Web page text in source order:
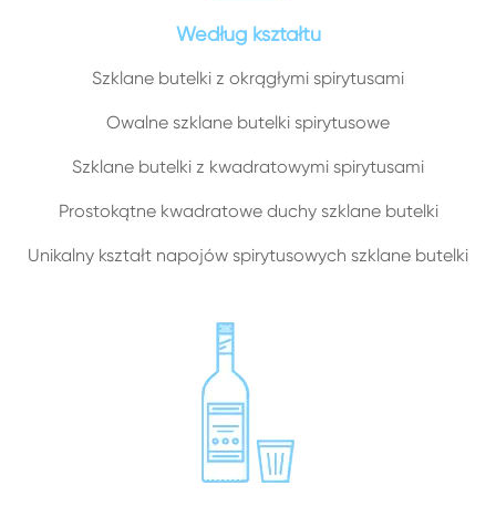
Według kształtu
Szklane butelki z okrągłymi spirytusami
Owalne szklane butelki spirytusowe
Szklane butelki z kwadratowymi spirytusami
Prostokątne kwadratowe duchy szklane butelki
Unikalny kształt napojów spirytusowych szklane butelki